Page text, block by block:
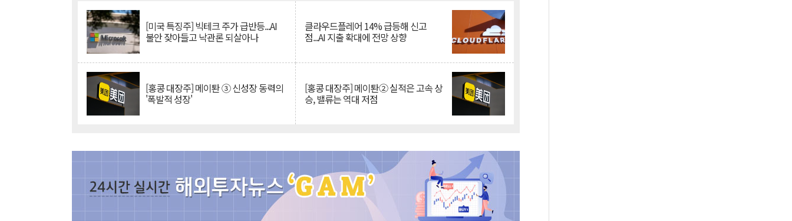
[미국 특징주] 빅테크 주가 급반등...AI
불안 잦아들고 낙관론 되살아나
클라우드플레어 14% 급등해 신고
점...AI 지출 확대에 전망 상향
[홍콩 대장주] 메이퇀 ③ 신성장 동력의
'폭발적 성장'
[홍콩 대장주] 메이퇀② 실적은 고속 상
승, 밸류는 역대 저점